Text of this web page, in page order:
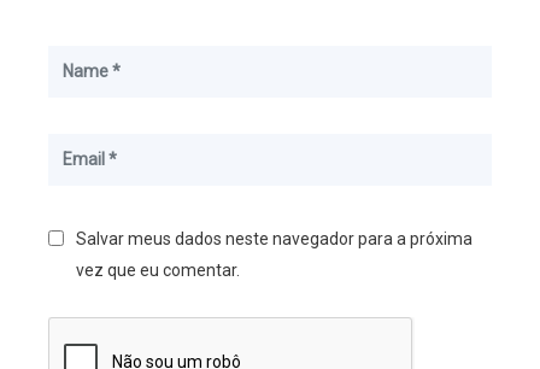
Salvar meus dados neste navegador para a próxima
vez que eu comentar.